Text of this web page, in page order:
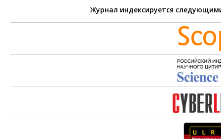
Журнал индексируется